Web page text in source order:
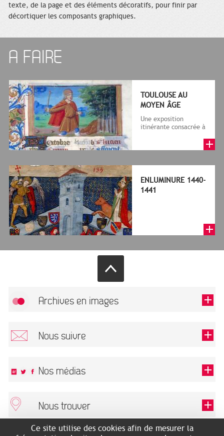
texte, de la page et des éléments décoratifs, pour finir par
décortiquer les composants graphiques.
A FAIRE
TOULOUSE AU
MOYEN ÂGE
Une exposition
itinérante consacrée à
siècle d'Or,...
ENLUMINURE 1440-
1441
Archives en images
Nous suivre
Ce champ est exigé.
Nos médias
Nous trouver
ARCHIVES MUNICIPALES
Ce site utilise des cookies afin de mesurer la